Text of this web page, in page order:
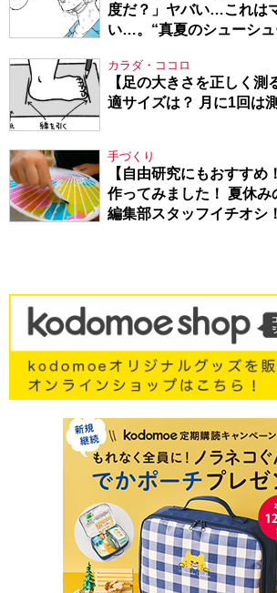
度だ？」ヤバい…これは
い…。“真夏のシューシ
カラダ・ココロ
【足の大きさを正しく測
適サイズは？ 月に1回は
手づくり
【自由研究にもおすすめ
作ってみました！ 夏休み
編集部スタッフイチオシ！